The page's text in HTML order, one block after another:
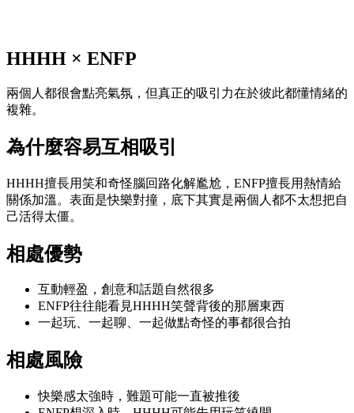
HHHH × ENFP
兩個人都很會點亮氣氛，但真正的吸引力在於彼此都懂情緒的
複雜。
為什麼容易互相吸引
HHHH擅長用笑和奇怪腦回路化解尷尬，ENFP擅長用熱情給
關係加溫。表面是快樂對撞，底下其實是兩個人都不太想把自
己活得太僵。
相處優勢
互動輕盈，創意和話題自然很多
ENFP往往能看見HHHH笑聲背後的那層東西
一起玩、一起聊、一起做點奇怪的事都很合拍
相處風險
快樂感太強時，難題可能一直被推後